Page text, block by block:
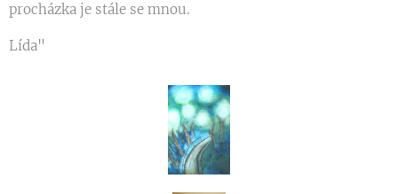
procházka je stále se mnou.
Lída"